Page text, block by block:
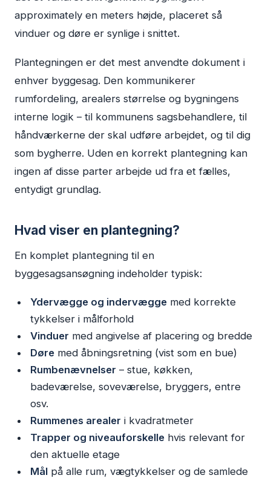
approximately en meters højde, placeret så
vinduer og døre er synlige i snittet.
Plantegningen er det mest anvendte dokument i
enhver byggesag. Den kommunikerer
rumfordeling, arealers størrelse og bygningens
interne logik – til kommunens sagsbehandlere, til
håndværkerne der skal udføre arbejdet, og til dig
som bygherre. Uden en korrekt plantegning kan
ingen af disse parter arbejde ud fra et fælles,
entydigt grundlag.
Hvad viser en plantegning?
En komplet plantegning til en
byggesagsansøgning indeholder typisk:
Ydervægge og indervægge med korrekte
tykkelser i målforhold
Vinduer med angivelse af placering og bredde
Døre med åbningsretning (vist som en bue)
Rumbenævnelser – stue, køkken,
badeværelse, soveværelse, bryggers, entre
osv.
Rummenes arealer i kvadratmeter
Trapper og niveauforskelle hvis relevant for
den aktuelle etage
Mål på alle rum, vægtykkelser og de samlede